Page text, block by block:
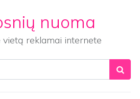
nuoma
vietą reklamai internete